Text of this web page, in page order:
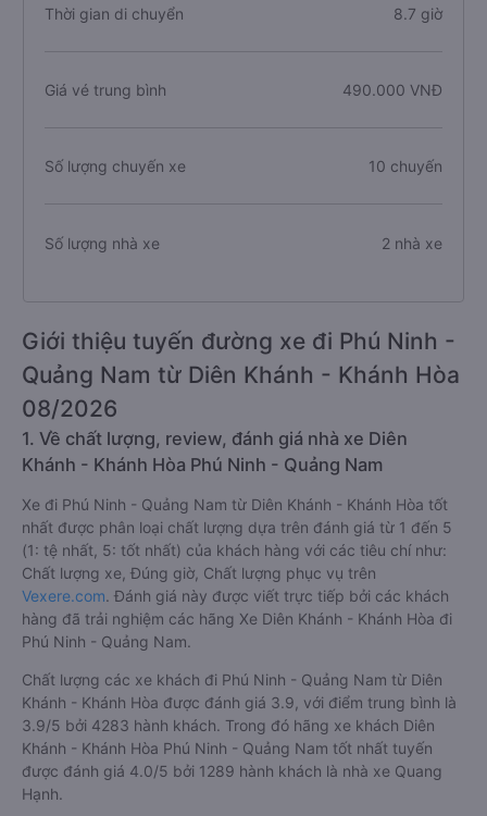
Thời gian di chuyển 8.7 giờ
Giá vé trung bình 490.000 VNĐ
Số lượng chuyến xe 10 chuyến
Số lượng nhà xe 2 nhà xe
Giới thiệu tuyến đường xe đi Phú Ninh -
Quảng Nam từ Diên Khánh - Khánh Hòa
08/2026
1. Về chất lượng, review, đánh giá nhà xe Diên
Khánh - Khánh Hòa Phú Ninh - Quảng Nam
Xe đi Phú Ninh - Quảng Nam từ Diên Khánh - Khánh Hòa tốt
nhất được phân loại chất lượng dựa trên đánh giá từ 1 đến 5
(1: tệ nhất, 5: tốt nhất) của khách hàng với các tiêu chí như:
Chất lượng xe, Đúng giờ, Chất lượng phục vụ trên
Vexere.com. Đánh giá này được viết trực tiếp bởi các khách
hàng đã trải nghiệm các hãng Xe Diên Khánh - Khánh Hòa đi
Phú Ninh - Quảng Nam.
Chất lượng các xe khách đi Phú Ninh - Quảng Nam từ Diên
Khánh - Khánh Hòa được đánh giá 3.9, với điểm trung bình là
3.9/5 bởi 4283 hành khách. Trong đó hãng xe khách Diên
Khánh - Khánh Hòa Phú Ninh - Quảng Nam tốt nhất tuyến
được đánh giá 4.0/5 bởi 1289 hành khách là nhà xe Quang
Hạnh.